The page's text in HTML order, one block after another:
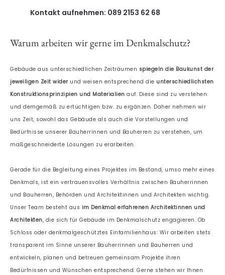
Kontakt aufnehmen: 089 2153 62 68
Warum arbeiten wir gerne im Denkmalschutz?
Gebäude aus unterschiedlichen Zeiträumen spiegeln die Baukunst der
jeweiligen Zeit wider und weisen entsprechend die unterschiedlichsten
Konstruktionsprinzipien und Materialien auf. Diese sind zu verstehen
und demgemäß zu ertüchtigen bzw. zu ergänzen. Daher nehmen wir
uns Zeit, sowohl das Gebäude als auch die Vorstellungen und
Bedürfnisse unserer Bauherrinnen und Bauherren zu verstehen, um
maßgeschneiderte Lösungen zu erarbeiten.
Gerade für die Begleitung eines Projektes im Bestand, umso mehr eines
Denkmals, ist ein vertrauensvolles Verhältnis zwischen Bauherrinnen
und Bauherren, Behörden und Architektinnen und Architekten wichtig.
Unser Team besteht aus im Denkmal erfahrenen Architektinnen und
Architekten, die sich für Gebäude im Denkmalschutz engagieren. Ob
Schloss oder denkmalgeschütztes Einfamilienhaus: Wir arbeiten stets
transparent im Sinne unserer Bauherrinnen und Bauherren und
entwickeln, planen und betreuen gemeinsam Projekte ihren
Bedürfnissen und Wünschen entsprechend. Gerne stehen wir Ihnen